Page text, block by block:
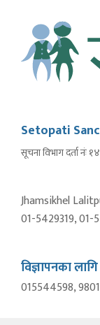
Setopati
सूचना विभाग दर्ता
Jhamsikhel
01-5429319,
विज्ञापनका लागि
015544598,